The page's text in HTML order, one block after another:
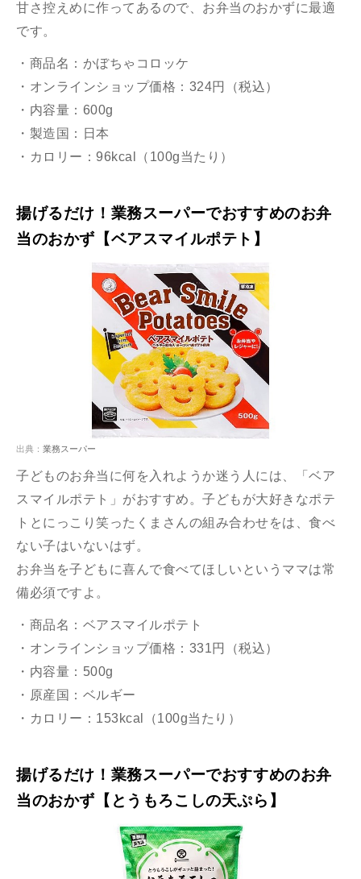
甘さ控えめに作ってあるので、お弁当のおかずに最適
です。
・商品名：かぼちゃコロッケ
・オンラインショップ価格：324円（税込）
・内容量：600g
・製造国：日本
・カロリー：96kcal（100g当たり）
揚げるだけ！業務スーパーでおすすめのお弁
当のおかず【ベアスマイルポテト】
出典： 業務スーパー
子どものお弁当に何を入れようか迷う人には、「ベア
スマイルポテト」がおすすめ。子どもが大好きなポテ
トとにっこり笑ったくまさんの組み合わせをは、食べ
ない子はいないはず。
お弁当を子どもに喜んで食べてほしいというママは常
備必須ですよ。
・商品名：ベアスマイルポテト
・オンラインショップ価格：331円（税込）
・内容量：500g
・原産国：ベルギー
・カロリー：153kcal（100g当たり）
揚げるだけ！業務スーパーでおすすめのお弁
当のおかず【とうもろこしの天ぷら】